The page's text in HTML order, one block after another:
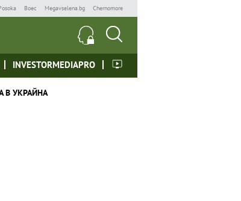
Boec Megavselena.bg Chernomore
INVESTORMEDIAPRO
В УКРАЙНА